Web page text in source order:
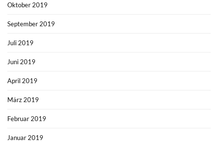
Oktober 2019
September 2019
Juli 2019
Juni 2019
April 2019
März 2019
Februar 2019
Januar 2019